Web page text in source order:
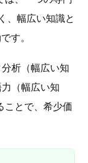
、幅広い知識と
す。
析（幅広い知
（幅広い知
ことで、希少価